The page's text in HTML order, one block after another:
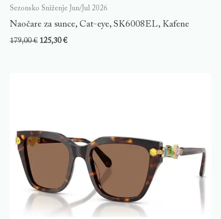
Sezonsko Sniženje Jun/Jul 2026
Naočare za sunce, Cat-eye, SK6008EL, Kafene
179,00€ 125,30€